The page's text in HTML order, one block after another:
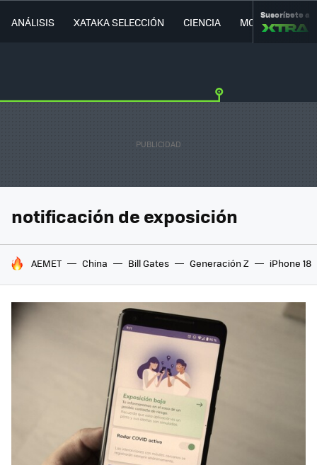
ANÁLISIS XATAKA SELECCIÓN CIENCIA MOVILIDAD
Suscríbete a
notificación de exposición
HOY SE HABLA DE
AEMET China Bill Gates Generación Z iPhone 18